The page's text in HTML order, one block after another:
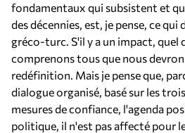
fondamentaux qui subsistent et
des décennies, est, je pense, ce
gréco-turc. S'il y a un impact, quel
comprenons tous que nous
redéfinition. Mais je pense que,
dialogue organisé, basé sur les
mesures de confiance, l'agenda
politique, il n'est pas affecté pour